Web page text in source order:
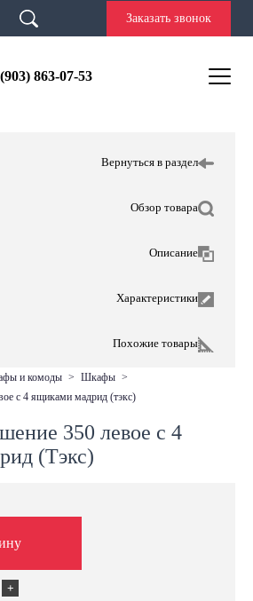
Заказать звонок
863-07-53
Вернуться в раздел
Обзор товара
Описание
Характеристики
Похожие товары
и комоды > шкафы >
с 4 ящиками мадрид (тэкс)
350 левое с 4
(Тэкс)